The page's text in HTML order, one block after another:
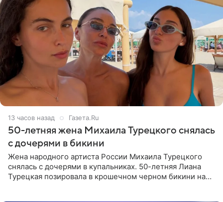
13 часов назад Газета.Ru
50-летняя жена Михаила Турецкого снялась
с дочерями в бикини
Жена народного артиста России Михаила Турецкого
снялась с дочерями в купальниках. 50-летняя Лиана
Турецкая позировала в крошечном черном бикини на